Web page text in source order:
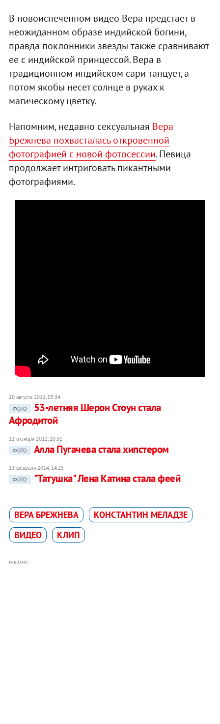
В новоиспеченном видео Вера предстает в
неожиданном образе индийской богини,
правда поклонники звезды также сравнивают
ее с индийской принцессой. Вера в
традиционном индийском сари танцует, а
потом якобы несет солнце в руках к
магическому цветку.
Напомним, недавно сексуальная Вера
Брежнева похвасталась откровенной
фотографией с новой фотосессии. Певица
продолжает интриговать пикантными
фотографиями.
10 августа 2011, 09:34
ФОТО
53-летняя Шерон Стоун стала
Афродитой
11 октября 2012, 10:31
ФОТО
Алла Пугачева стала хипстером
13 февраля 2014, 14:25
ФОТО
"Татушка" Лена Катина стала феей
ВЕРА БРЕЖНЕВА
КОНСТАНТИН МЕЛАДЗЕ
ВИДЕО
КЛИП
РЕКЛАМА